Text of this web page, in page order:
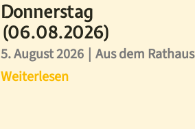
Donnerstag
(06.08.2026)
5. August 2026 | Aus dem Rathaus
Weiterlesen